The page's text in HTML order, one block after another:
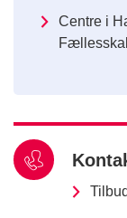
Centre i